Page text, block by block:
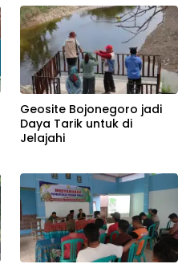
Geosite Bojonegoro jadi
Daya Tarik untuk di
Jelajahi